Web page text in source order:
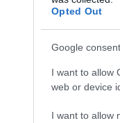
Opted Out
Google
I want to allow
web or device
I want to allow
ΣΧΟΛΙΑΣΤΕ ΤΟ